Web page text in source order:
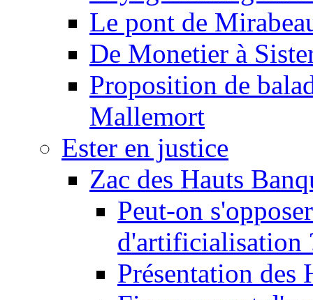
Le pont de
De Monetier à
Proposition de
Mallemort
Ester en justice
Zac des Hauts
Peut-on
d'artificialisation
Présentation des